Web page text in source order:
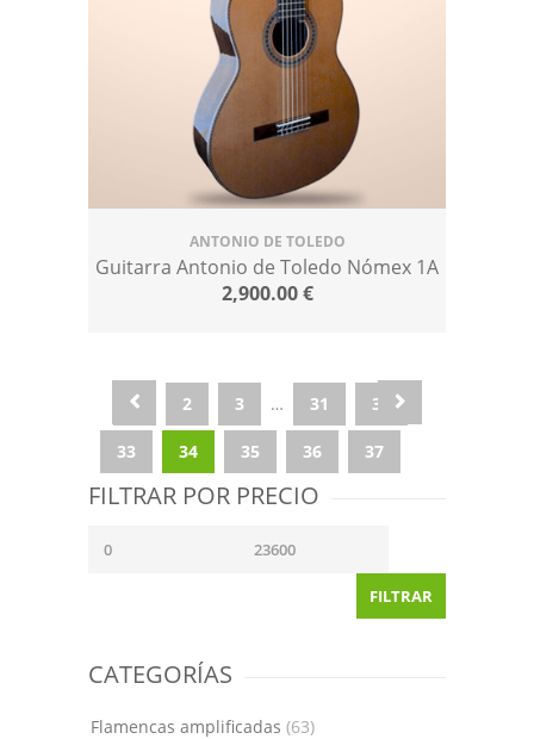
ANTONIO DE TOLEDO
Guitarra Antonio de Toledo Nómex 1A
2,900.00€
1 2 3 … 31 32
33 34 35 36 37
FILTRAR POR PRECIO
FILTRAR
CATEGORÍAS
Flamencas amplificadas (63)